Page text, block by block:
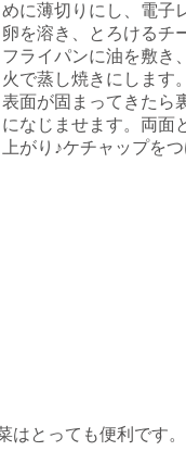
めに薄切りにし、電子
卵を溶き、とろけるチ
フライパンに油を敷き
火で蒸し焼きにします。
表面が固まってきたら
になじませます。両面
上がり♪ケチャップを
とっても便利です。